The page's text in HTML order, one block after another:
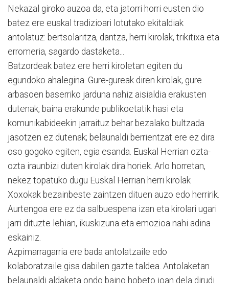
Nekazal giroko auzoa da, eta jatorri horri eusten dio
batez ere euskal tradizioari lotutako ekitaldiak
antolatuz: bertsolaritza, dantza, herri kirolak, trikitixa eta
erromeria, sagardo dastaketa...
Batzordeak batez ere herri kiroletan egiten du
egundoko ahalegina. Gure-gureak diren kirolak, gure
arbasoen baserriko jarduna nahiz aisialdia erakusten
dutenak, baina erakunde publikoetatik hasi eta
komunikabideekin jarraituz behar bezalako bultzada
jasotzen ez dutenak; belaunaldi berrientzat ere ez dira
oso gogoko egiten, egia esanda. Euskal Herrian ozta-
ozta iraunbizi duten kirolak dira horiek. Arlo horretan,
nekez topatuko dugu Euskal Herrian herri kirolak
Xoxokak bezainbeste zaintzen dituen auzo edo herririk.
Aurtengoa ere ez da salbuespena izan eta kirolari ugari
jarri dituzte lehian, ikuskizuna eta emozioa nahi adina
eskainiz.
Azpimarragarria ere bada antolatzaile edo
kolaboratzaile gisa dabilen gazte taldea. Antolaketan
belaunaldi aldaketa ondo baino hobeto joan dela dirudi.